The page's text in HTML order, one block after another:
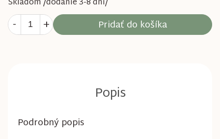
Pridať do košíka
Podrobný popis